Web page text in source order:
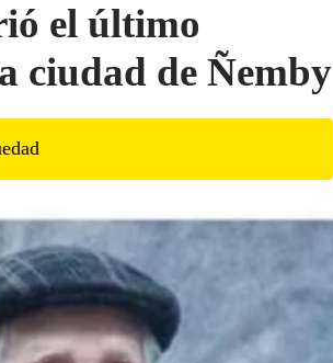
el último
ciudad de Ñemby